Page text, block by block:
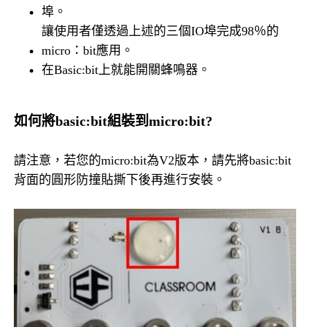
埠。
讓使用者僅透過上述的三個IO埠完成98％的
micro：bit應用。
在Basic:bit上就能開關蜂鳴器。
如何將basic:bit組裝到micro:bit?
請注意，若您的micro:bit為V2版本，請先將basic:bit
背面的圓形防撞貼撕下後再進行安裝。